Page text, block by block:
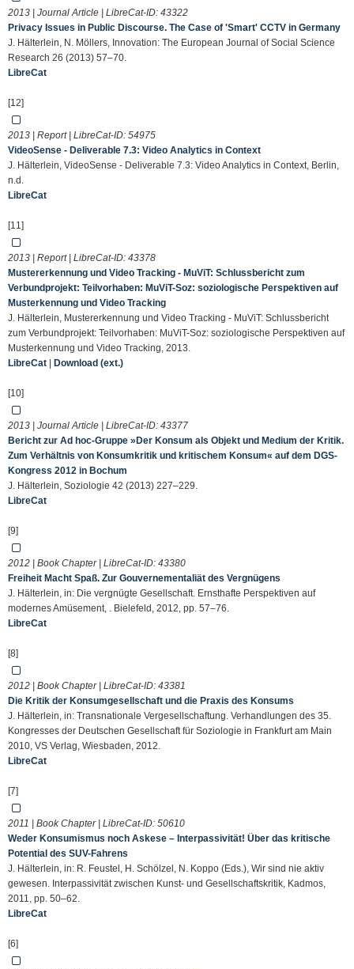
2013 | Journal Article | LibreCat-ID: 43322
Privacy Issues in Public Discourse. The Case of 'Smart' CCTV in Germany
J. Hälterlein, N. Möllers, Innovation: The European Journal of Social Science
Research 26 (2013) 57–70.
LibreCat
[12]
2013 | Report | LibreCat-ID: 54975
VideoSense - Deliverable 7.3: Video Analytics in Context
J. Hälterlein, VideoSense - Deliverable 7.3: Video Analytics in Context, Berlin,
n.d.
LibreCat
[11]
2013 | Report | LibreCat-ID: 43378
Mustererkennung und Video Tracking - MuViT: Schlussbericht zum
Verbundprojekt: Teilvorhaben: MuViT-Soz: soziologische Perspektiven auf
Musterkennung und Video Tracking
J. Hälterlein, Mustererkennung und Video Tracking - MuViT: Schlussbericht
zum Verbundprojekt: Teilvorhaben: MuViT-Soz: soziologische Perspektiven auf
Musterkennung und Video Tracking, 2013.
LibreCat
Download (ext.)
[10]
2013 | Journal Article | LibreCat-ID: 43377
Bericht zur Ad hoc-Gruppe »Der Konsum als Objekt und Medium der Kritik.
Zum Verhältnis von Konsumkritik und kritischem Konsum« auf dem DGS-
Kongress 2012 in Bochum
J. Hälterlein, Soziologie 42 (2013) 227–229.
LibreCat
[9]
2012 | Book Chapter | LibreCat-ID: 43380
Freiheit Macht Spaß. Zur Gouvernementaliät des Vergnügens
J. Hälterlein, in: Die vergnügte Gesellschaft. Ernsthafte Perspektiven auf
modernes Amüsement, . Bielefeld, 2012, pp. 57–76.
LibreCat
[8]
2012 | Book Chapter | LibreCat-ID: 43381
Die Kritik der Konsumgesellschaft und die Praxis des Konsums
J. Hälterlein, in: Transnationale Vergesellschaftung. Verhandlungen des 35.
Kongresses der Deutschen Gesellschaft für Soziologie in Frankfurt am Main
2010, VS Verlag, Wiesbaden, 2012.
LibreCat
[7]
2011 | Book Chapter | LibreCat-ID: 50610
Weder Konsumismus noch Askese – Interpassivität! Über das kritische
Potential des SUV-Fahrens
J. Hälterlein, in: R. Feustel, H. Schölzel, N. Koppo (Eds.), Wir sind nie aktiv
gewesen. Interpassivität zwischen Kunst- und Gesellschaftskritik, Kadmos,
2011, pp. 50–62.
LibreCat
[6]